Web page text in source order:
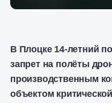
В Плоцке 14-летний
запрет на полёты
производственным
объектом